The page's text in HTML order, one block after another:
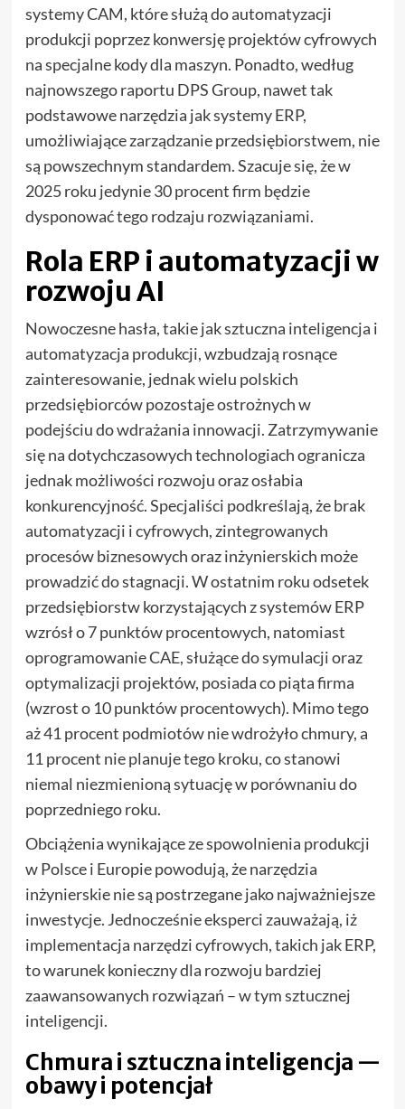
systemy CAM, które służą do automatyzacji
produkcji poprzez konwersję projektów cyfrowych
na specjalne kody dla maszyn. Ponadto, według
najnowszego raportu DPS Group, nawet tak
podstawowe narzędzia jak systemy ERP,
umożliwiające zarządzanie przedsiębiorstwem, nie
są powszechnym standardem. Szacuje się, że w
2025 roku jedynie 30 procent firm będzie
dysponować tego rodzaju rozwiązaniami.
Rola ERP i automatyzacji w
rozwoju AI
Nowoczesne hasła, takie jak sztuczna inteligencja i
automatyzacja produkcji, wzbudzają rosnące
zainteresowanie, jednak wielu polskich
przedsiębiorców pozostaje ostrożnych w
podejściu do wdrażania innowacji. Zatrzymywanie
się na dotychczasowych technologiach ogranicza
jednak możliwości rozwoju oraz osłabia
konkurencyjność. Specjaliści podkreślają, że brak
automatyzacji i cyfrowych, zintegrowanych
procesów biznesowych oraz inżynierskich może
prowadzić do stagnacji. W ostatnim roku odsetek
przedsiębiorstw korzystających z systemów ERP
wzrósł o 7 punktów procentowych, natomiast
oprogramowanie CAE, służące do symulacji oraz
optymalizacji projektów, posiada co piąta firma
(wzrost o 10 punktów procentowych). Mimo tego
aż 41 procent podmiotów nie wdrożyło chmury, a
11 procent nie planuje tego kroku, co stanowi
niemal niezmienioną sytuację w porównaniu do
poprzedniego roku.
Obciążenia wynikające ze spowolnienia produkcji
w Polsce i Europie powodują, że narzędzia
inżynierskie nie są postrzegane jako najważniejsze
inwestycje. Jednocześnie eksperci zauważają, iż
implementacja narzędzi cyfrowych, takich jak ERP,
to warunek konieczny dla rozwoju bardziej
zaawansowanych rozwiązań – w tym sztucznej
inteligencji.
Chmura i sztuczna inteligencja —
obawy i potencjał